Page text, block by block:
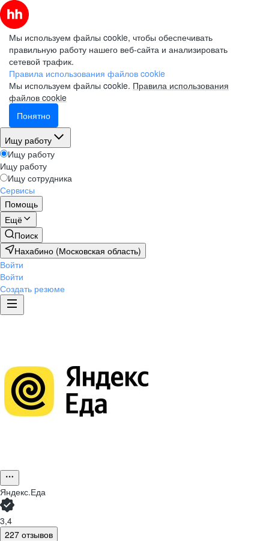
Мы используем файлы cookie, чтобы обеспечивать
правильную работу нашего веб-сайта и анализировать
сетевой трафик.
Правила использования файлов cookie
Мы используем файлы cookie. Правила использования
файлов cookie
Понятно
Ищу работу
Ищу работу
Ищу работу
Ищу сотрудника
Сервисы
Помощь
Ещё
Поиск
Нахабино (Московская область)
Войти
Войти
Создать резюме
Яндекс.Еда
3,4
227 отзывов